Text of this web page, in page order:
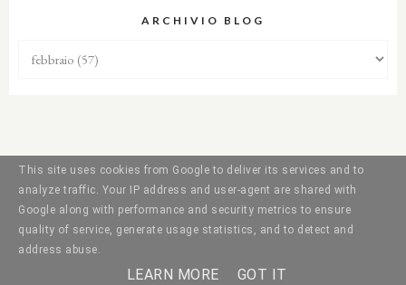
ARCHIVIO BLOG
This site uses cookies from Google to deliver its services and to
analyze traffic. Your IP address and user-agent are shared with
Google along with performance and security metrics to ensure
quality of service, generate usage statistics, and to detect and
address abuse.
LEARN MORE GOT IT